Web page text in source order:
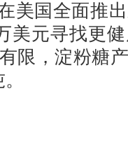
美国全面推
美元寻找更
限，淀粉糖